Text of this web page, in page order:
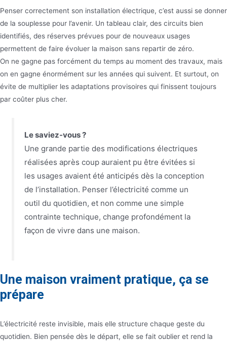
Penser correctement son installation électrique, c’est aussi se donner
de la souplesse pour l’avenir. Un tableau clair, des circuits bien
identifiés, des réserves prévues pour de nouveaux usages
permettent de faire évoluer la maison sans repartir de zéro.
On ne gagne pas forcément du temps au moment des travaux, mais
on en gagne énormément sur les années qui suivent. Et surtout, on
évite de multiplier les adaptations provisoires qui finissent toujours
par coûter plus cher.
Le saviez-vous ?
Une grande partie des modifications électriques
réalisées après coup auraient pu être évitées si
les usages avaient été anticipés dès la conception
de l’installation. Penser l’électricité comme un
outil du quotidien, et non comme une simple
contrainte technique, change profondément la
façon de vivre dans une maison.
Une maison vraiment pratique, ça se
prépare
L’électricité reste invisible, mais elle structure chaque geste du
quotidien. Bien pensée dès le départ, elle se fait oublier et rend la